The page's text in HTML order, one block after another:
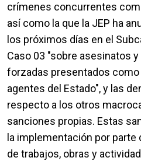
crímenes concurrentes
así como la que la JEP ha
los próximos días en el
Caso 03 "sobre asesinatos
forzadas presentados
agentes del Estado", y las
respecto a los otros
sanciones propias. Estas
la implementación por
de trabajos, obras y